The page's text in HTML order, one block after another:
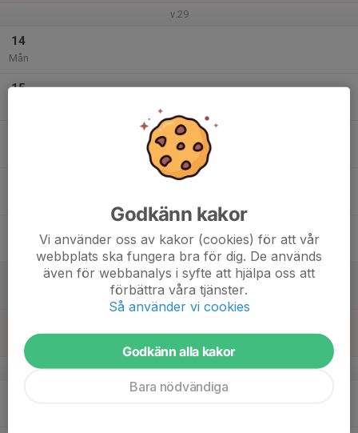
v.29
14
Mån
15
Sön
v.30
Godkänn kakor
Vi använder oss av kakor (cookies) för att vår
webbplats ska fungera bra för dig. De används
även för webbanalys i syfte att hjälpa oss att
förbättra våra tjänster.
Så använder vi cookies
Godkänn alla kakor
Bara nödvändiga